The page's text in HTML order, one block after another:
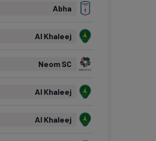
Abha
Al Khaleej
Neom SC
Al Khaleej
Al Khaleej